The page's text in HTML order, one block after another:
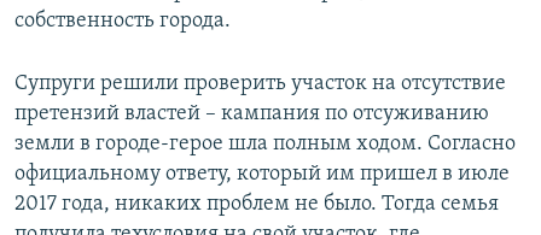
собственность города.
Супруги решили проверить участок на отсутствие
претензий властей – кампания по отсуживанию
земли в городе-герое шла полным ходом. Согласно
официальному ответу, который им пришел в июле
2017 года, никаких проблем не было. Тогда семья